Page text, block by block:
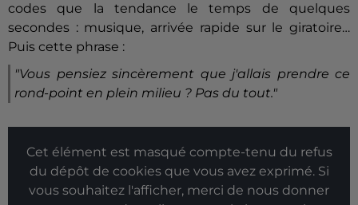
codes que la tendance le temps de quelques
secondes : musique, arrivée rapide sur le giratoire…
Puis cette phrase :
"Vous pensiez sincèrement que j'allais prendre ce
rond-point en plein milieu ? Pas du tout."
Cet élément est masqué compte-tenu du refus
du dépôt de cookies que vous avez exprimé. Si
vous souhaitez l'afficher, merci de nous donner